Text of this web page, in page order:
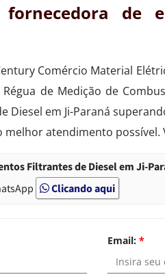
de
Comércio Material
de Medição de
em Ji-Paraná
atendimento
Filtrantes de Diesel em Ji-
Clicando aqui
Email: *